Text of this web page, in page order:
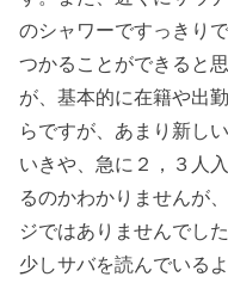
のシャワーですっきり
つかることができると
が、基本的に在籍や出
らですが、あまり新し
いきや、急に２，３人
るのかわかりませんが
ジではありませんでし
少しサバを読んでいる